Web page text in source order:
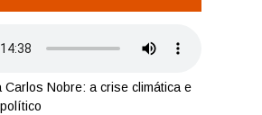
Carlos Nobre: a crise climática e